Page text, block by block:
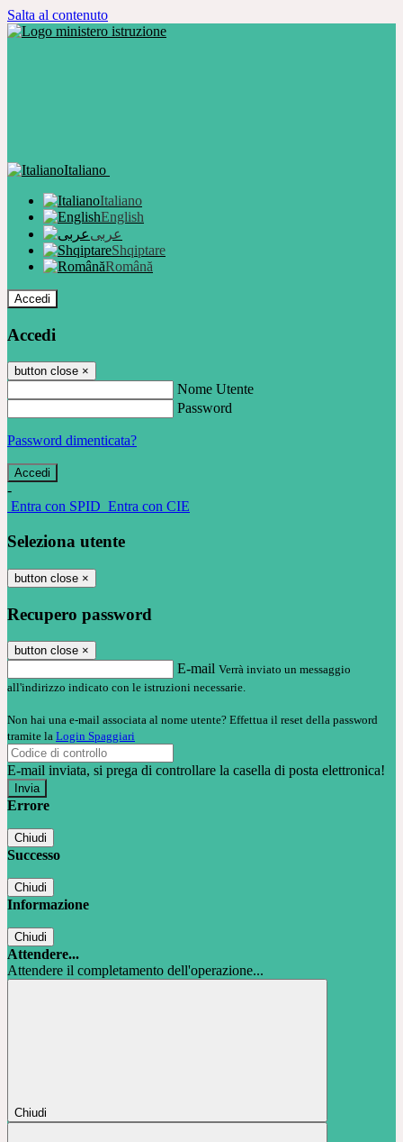
Salta al contenuto
Italiano
Italiano
English
عربى
Shqiptare
Română
Accedi
Accedi
button close ×
Nome Utente
Password
Password dimenticata?
-
Entra con SPID Entra con CIE
Seleziona utente
button close ×
Recupero password
button close ×
E-mail Verrà inviato un messaggio
all'indirizzo indicato con le istruzioni necessarie.
Non hai una e-mail associata al nome utente? Effettua il reset della password
tramite la Login Spaggiari
E-mail inviata, si prega di controllare la casella di posta elettronica!
Errore
Chiudi
Successo
Chiudi
Informazione
Chiudi
Attendere...
Attendere il completamento dell'operazione...
Chiudi